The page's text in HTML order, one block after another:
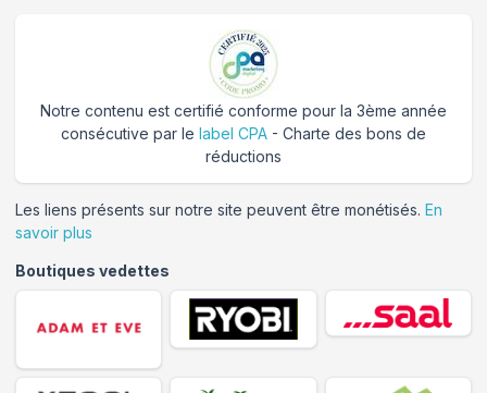
Notre contenu est certifié conforme pour la 3ème année
consécutive par le label CPA - Charte des bons de
réductions
Les liens présents sur notre site peuvent être monétisés. En
savoir plus
Boutiques vedettes